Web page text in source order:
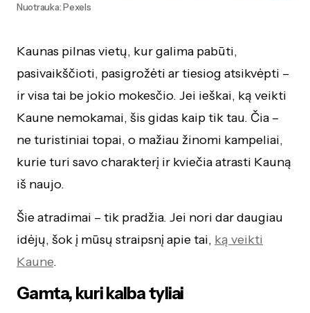
Nuotrauka: Pexels
Kaunas pilnas vietų, kur galima pabūti,
pasivaikščioti, pasigrožėti ar tiesiog atsikvėpti –
ir visa tai be jokio mokesčio. Jei ieškai, ką veikti
Kaune nemokamai, šis gidas kaip tik tau. Čia –
ne turistiniai topai, o mažiau žinomi kampeliai,
kurie turi savo charakterį ir kviečia atrasti Kauną
iš naujo.
Šie atradimai – tik pradžia. Jei nori dar daugiau
idėjų, šok į mūsų straipsnį apie tai, ką veikti
Kaune.
Gamta, kuri kalba tyliai